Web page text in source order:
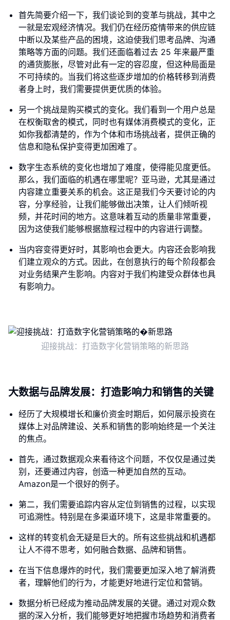
首先简要介绍一下，我们谈论到的变革与挑战，其中之
一就是宏观经济情况。我们仍在经历疫情带来的供应链
中断以及某些产品的困境，这迫使我们思考品牌、沟通
策略等方面的问题。我们还面临着过去 25 年来最严重
的通货膨胀，尽管对此有一定的容忍度，但这种局面是
不可持续的。当我们将这些逐步增加的价格转移到消费
者身上时，我们需要提供更优质的体验。
另一个挑战是购买模式的变化。我们看到一个用户总是
在权衡取舍的模式，同时也有媒体消费模式的变化，正
如你我都清楚的，作为个体和市场挑战者，提供正确的
信息和隐私保护变得更加困难了。
数字生态系统的变化也增加了难度，使得能见度更低。
那么，我们面临的机遇在哪里呢？亚马逊，尤其是通过
内容建立重要关系的机会。这正是我们今天要讨论的内
容，分享经验，让我们能够做出决策，让人们倾听视
频，并花时间的地方。这意味着互动的质量非常重要，
因为这使我们能够根据旅程过程中的内容进行调整。
当内容变得更好时，其影响也会更大。内容还会影响我
们建立观众的方式。因此，在创意执行的每个阶段都会
对业务结果产生影响。内容对于我们构建受众群体也具
有影响力。
迎接挑战：打造数字化营销策略的新思路
大数据与品牌发展：打造影响力和销售的关键
经历了大规模增长和廉价资金时期后，如何展示投资在
媒体上对品牌建设、关系和销售的影响始终是一个关注
的焦点。
首先，通过数据观众来看待这个问题，不仅仅是通过类
别，还要通过内容，创造一种更加自然的互动。
Amazon是一个很好的例子。
第二，我们需要追踪内容从定位到销售的过程，以实现
可追溯性。特别是在多渠道环境下，这是非常重要的。
这样的转变机会无疑是巨大的。所有这些挑战和机遇都
让人不得不思考，如何融合数据、品牌和销售。
在当下信息爆炸的时代，我们需要更加深入地了解消费
者，理解他们的行为，才能更好地进行定位和营销。
数据分析已经成为推动品牌发展的关键。通过对观众数
据的深入分析，我们能够更好地把握市场趋势和消费者